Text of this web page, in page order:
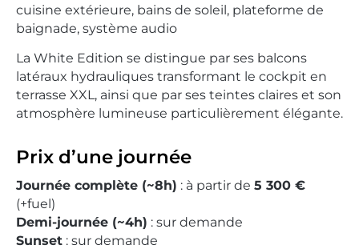
cuisine extérieure, bains de soleil, plateforme de
baignade, système audio
La White Edition se distingue par ses balcons
latéraux hydrauliques transformant le cockpit en
terrasse XXL, ainsi que par ses teintes claires et son
atmosphère lumineuse particulièrement élégante.
Prix d’une journée
Journée complète (~8h) : à partir de 5 300 €
(+fuel)
Demi-journée (~4h) : sur demande
Sunset : sur demande